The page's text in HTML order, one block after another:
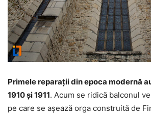
Primele reparaţii din epoca modernă
1910 şi 1911. Acum se ridică balconul
pe care se aşează orga construită de